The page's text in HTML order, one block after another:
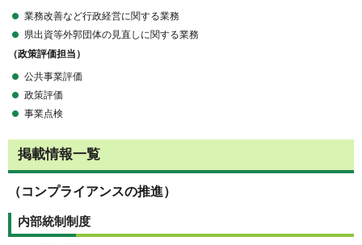
業務改善など行政経営に関する業務
県出資等外郭団体の見直しに関する業務
（政策評価担当）
公共事業評価
政策評価
事業点検
掲載情報一覧
（コンプライアンスの推進）
内部統制制度